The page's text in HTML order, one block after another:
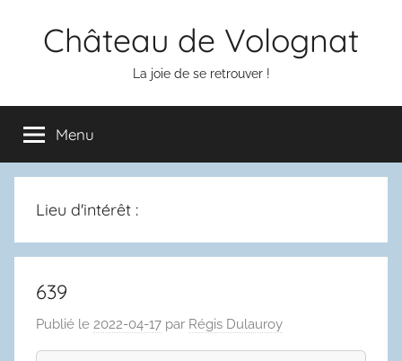
Château de Volognat
La joie de se retrouver !
Menu
Lieu d'intérêt :
639
Publié le 2022-04-17 par Régis Dulauroy